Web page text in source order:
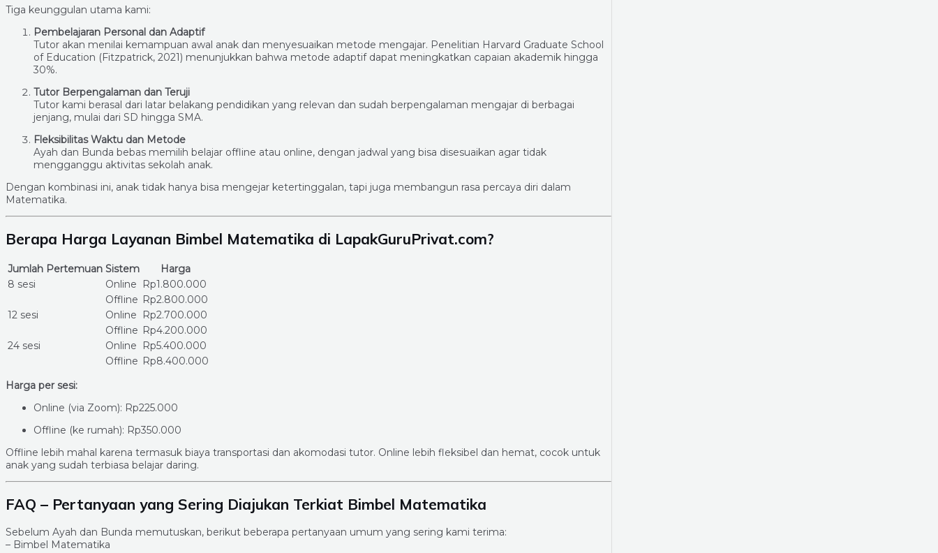
Tiga keunggulan utama kami:
Pembelajaran Personal dan Adaptif
Tutor akan menilai kemampuan awal anak dan menyesuaikan metode mengajar. Penelitian Harvard Graduate School
of Education (Fitzpatrick, 2021) menunjukkan bahwa metode adaptif dapat meningkatkan capaian akademik hingga
30%.
Tutor Berpengalaman dan Teruji
Tutor kami berasal dari latar belakang pendidikan yang relevan dan sudah berpengalaman mengajar di berbagai
jenjang, mulai dari SD hingga SMA.
Fleksibilitas Waktu dan Metode
Ayah dan Bunda bebas memilih belajar offline atau online, dengan jadwal yang bisa disesuaikan agar tidak
mengganggu aktivitas sekolah anak.
Dengan kombinasi ini, anak tidak hanya bisa mengejar ketertinggalan, tapi juga membangun rasa percaya diri dalam
Matematika.
Berapa Harga Layanan Bimbel Matematika di LapakGuruPrivat.com?
Jumlah Pertemuan Sistem
Harga
8 sesi
Online
Rp1.800.000
Offline Rp2.800.000
12 sesi
Online
Rp2.700.000
Offline Rp4.200.000
24 sesi
Online
Rp5.400.000
Offline Rp8.400.000
Harga per sesi:
Online (via Zoom): Rp225.000
Offline (ke rumah): Rp350.000
Offline lebih mahal karena termasuk biaya transportasi dan akomodasi tutor. Online lebih fleksibel dan hemat, cocok untuk
anak yang sudah terbiasa belajar daring.
FAQ – Pertanyaan yang Sering Diajukan Terkiat Bimbel Matematika
Sebelum Ayah dan Bunda memutuskan, berikut beberapa pertanyaan umum yang sering kami terima:
– Bimbel Matematika